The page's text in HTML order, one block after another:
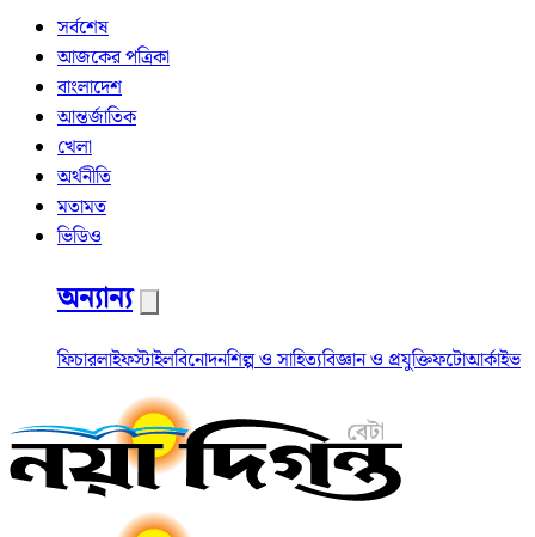
সর্বশেষ
আজকের পত্রিকা
বাংলাদেশ
আন্তর্জাতিক
খেলা
অর্থনীতি
মতামত
ভিডিও
অন্যান্য
ফিচারলাইফস্টাইলবিনোদনশিল্প ও সাহিত্যবিজ্ঞান ও প্রযুক্তিফটোআর্কাইভ